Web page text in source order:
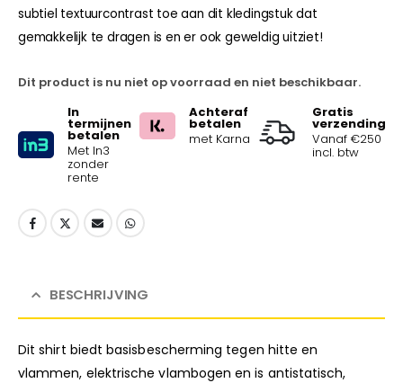
subtiel textuurcontrast toe aan dit kledingstuk dat
gemakkelijk te dragen is en er ook geweldig uitziet!
Dit product is nu niet op voorraad en niet beschikbaar.
In
termijnen
betalen
Met In3
zonder
rente
Achteraf
betalen
met Karna
Gratis
verzending
Vanaf €250
incl. btw
BESCHRIJVING
Dit shirt biedt basisbescherming tegen hitte en
vlammen, elektrische vlambogen en is antistatisch,